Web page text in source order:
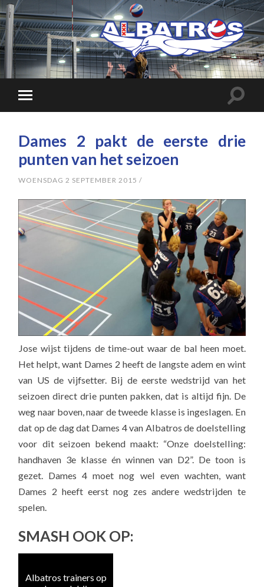
Dames 2 pakt de eerste drie
punten van het seizoen
WOENSDAG 2 SEPTEMBER 2015 /
Jose wijst tijdens de time-out waar de bal heen moet.
Het helpt, want Dames 2 heeft de langste adem en wint
van US de vijfsetter. Bij de eerste wedstrijd van het
seizoen direct drie punten pakken, dat is altijd fijn. De
weg naar boven, naar de tweede klasse is ingeslagen. En
dat op de dag dat Dames 4 van Albatros de doelstelling
voor dit seizoen bekend maakt: “Onze doelstelling:
handhaven 3e klasse én winnen van D2”. De toon is
gezet. Dames 4 moet nog wel even wachten, want
Dames 2 heeft eerst nog zes andere wedstrijden te
spelen.
SMASH OOK OP:
Albatros trainers op